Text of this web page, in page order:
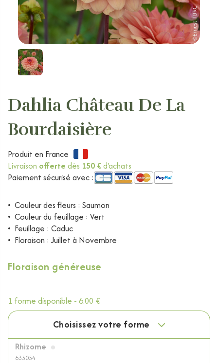
Dahlia Château De La
Bourdaisière
Produit en France
Livraison offerte dès 150 €d'achats
Paiement sécurisé avec :
• Couleur des fleurs : Saumon
• Couleur du feuillage : Vert
• Feuillage : Caduc
• Floraison : Juillet à Novembre
Floraison généreuse
1 forme disponible - 6.00 €
Choisissez votre forme
Rhizome
635054